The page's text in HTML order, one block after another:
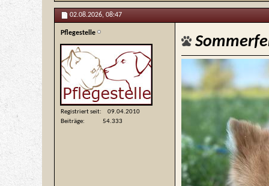
02.08.2026, 08:47
Pflegestelle
Registriert seit
09.04.2010
Beiträge
54.333